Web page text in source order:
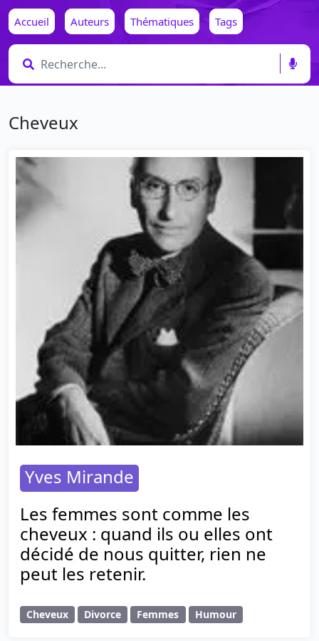
Accueil Auteurs Thématiques Tags
Cheveux
Yves Mirande
Les femmes sont comme les
cheveux : quand ils ou elles ont
décidé de nous quitter, rien ne
peut les retenir.
Cheveux Divorce Femmes Humour